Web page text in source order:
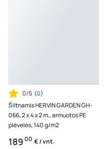
0/5 (0)
Šiltnamis HERVIN GARDEN GH-
066, 2 x 4 x 2 m., armuotos PE
plėvelės, 140 g/m2
18900 € / vnt.